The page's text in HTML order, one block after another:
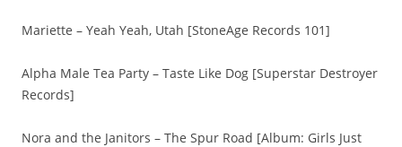
Mariette – Yeah Yeah, Utah [StoneAge Records 101]
Alpha Male Tea Party – Taste Like Dog [Superstar Destroyer
Records]
Nora and the Janitors – The Spur Road [Album: Girls Just